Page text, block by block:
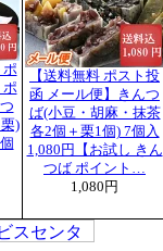
ポ
ポ
)
【送料無料 ポスト投
函 メール便】きんつ
ば(小豆・胡麻・抹茶
各2個＋栗1個) 7個入
1,080円【お試し きん
つば ポイント…
1,080円